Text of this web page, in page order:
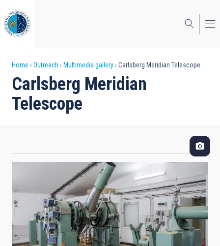
to
main
content
Breadcrumb
Home Outreach Multimedia gallery Carlsberg Meridian Telescope
Carlsberg Meridian
Telescope